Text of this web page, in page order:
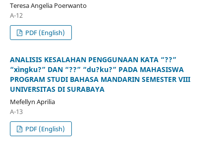
Teresa Angelia Poerwanto
A-12
PDF (English)
ANALISIS KESALAHAN PENGGUNAAN KATA “??”
“xìngku?” DAN “??” “du?ku?” PADA MAHASISWA
PROGRAM STUDI BAHASA MANDARIN SEMESTER VIII
UNIVERSITAS DI SURABAYA
Mefellyn Aprilia
A-13
PDF (English)